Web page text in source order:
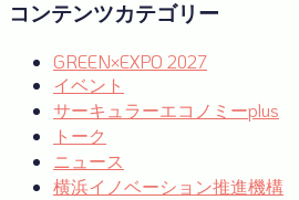
ン
コンテンツカテゴリー
GREEN×EXPO 2027
イベント
サーキュラーエコノミーplus
トーク
ニュース
横浜イノベーション推進機構